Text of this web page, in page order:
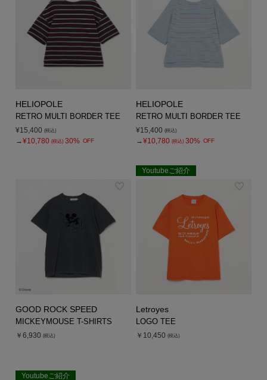
HELIOPOLE
RETRO MULTI BORDER TEE
¥15,400 (税込)
→¥10,780 (税込) 30% OFF
HELIOPOLE
RETRO MULTI BORDER TEE
¥15,400 (税込)
→¥10,780 (税込) 30% OFF
GOOD ROCK SPEED
MICKEYMOUSE T-SHIRTS
￥6,930 (税込)
Youtubeご紹介
Letroyes
LOGO TEE
￥10,450 (税込)
Youtubeご紹介